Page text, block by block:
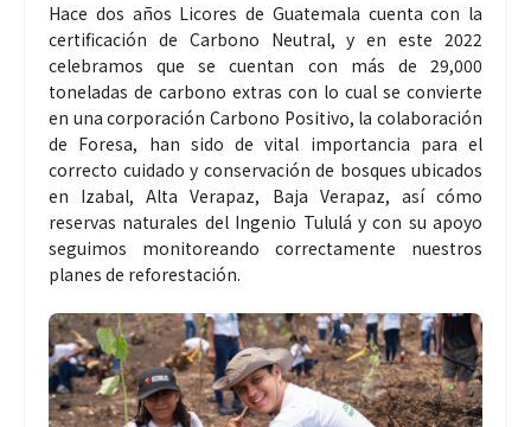
Hace dos años Licores de Guatemala cuenta con la
certificación de Carbono Neutral, y en este 2022
celebramos que se cuentan con más de 29,000
toneladas de carbono extras con lo cual se convierte
en una corporación Carbono Positivo, la colaboración
de Foresa, han sido de vital importancia para el
correcto cuidado y conservación de bosques ubicados
en Izabal, Alta Verapaz, Baja Verapaz, así cómo
reservas naturales del Ingenio Tululá y con su apoyo
seguimos monitoreando correctamente nuestros
planes de reforestación.